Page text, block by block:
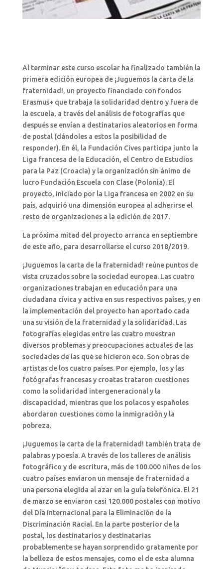
Al terminar este curso escolar ha finalizado también la
primera edición europea de ¡Juguemos la carta de la
fraternidad!, un proyecto financiado con fondos
Erasmus+ que trabaja la solidaridad dentro y fuera de
la escuela, a través del análisis de fotografías que
después se envían a destinatarios aleatorios en forma
de postal (dándoles a estos la posibilidad de
responder). En él, la Fundación Cives participa junto la
Liga francesa de la Educación, el Centro de Estudios
para la Paz (Croacia) y la organización sin ánimo de
lucro Fundación Escuela con Clase (Polonia). El
proyecto, iniciado por la Liga francesa en 2002 en su
país, adquirió una dimensión europea al adherirse el
resto de organizaciones a la edición de 2017.
La próxima mitad del proyecto arranca en septiembre
de este año, para desarrollarse el curso 2018/2019.
¡Juguemos la carta de la fraternidad! reúne puntos de
vista cruzados sobre la sociedad europea. Las cuatro
organizaciones trabajan en educación para una
ciudadana cívica y activa en sus respectivos países, y en
la implementación del proyecto han aportado cada
una su visión de la fraternidad y la solidaridad. Las
fotografías elegidas entre las cuatro muestran
diversos problemas y preocupaciones actuales de las
sociedades de las que se hicieron eco. Son obras de
artistas de los cuatro países. Por ejemplo, los y las
fotógrafas francesas y croatas trataron cuestiones
como la solidaridad intergeneracional y la
discapacidad, mientras que los polacos y españoles
abordaron cuestiones como la inmigración y la
pobreza.
¡Juguemos la carta de la fraternidad! también trata de
palabras y poesía. A través de los talleres de análisis
fotográfico y de escritura, más de 100.000 niños de los
cuatro países enviaron un mensaje de fraternidad a
una persona elegida al azar en la guía telefónica. El 21
de marzo se enviaron casi 120.000 postales con motivo
del Día Internacional para la Eliminación de la
Discriminación Racial. En la parte posterior de la
postal, los destinatarios y destinatarias
probablemente se hayan sorprendido gratamente por
la belleza de estos mensajes, como el de esta alumna